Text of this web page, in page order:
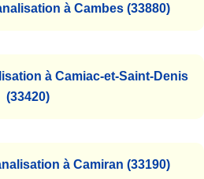
à Cambes (33880)
à Camiac-et-Saint-Denis
(33420)
à Camiran (33190)